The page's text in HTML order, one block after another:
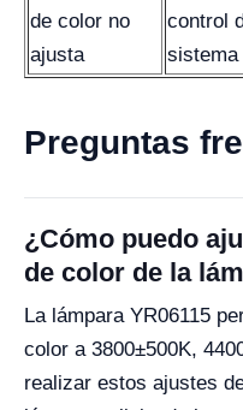
de color no
ajusta
control
sistema
Preguntas
¿Cómo puedo
de color de la
La lámpara YR06115
color a 3800±500K,
realizar estos ajustes